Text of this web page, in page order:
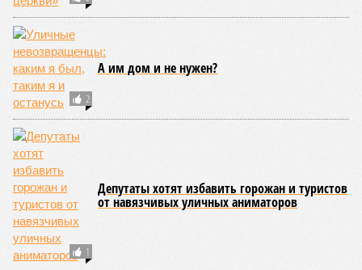
2
А им дом и не нужен?
1
Депутаты хотят избавить горожан и туристов
от навязчивых уличных аниматоров